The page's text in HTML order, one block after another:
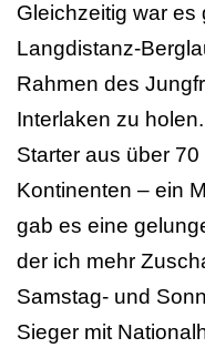
Gleichzeitig war es
Langdistanz-
Rahmen des
Interlaken zu
Starter aus über
Kontinenten – ein
gab es eine
der ich mehr
Samstag- und
Sieger mit